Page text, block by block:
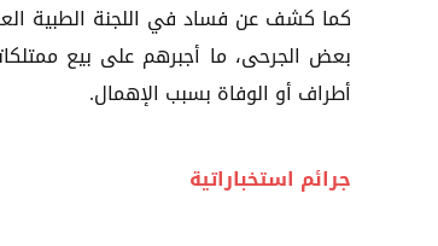
كما كشف عن فساد في اللجنة الطبية
بعض الجرحى، ما أجبرهم على بيع
أطراف أو الوفاة بسبب الإهمال.
جرائم استخباراتية